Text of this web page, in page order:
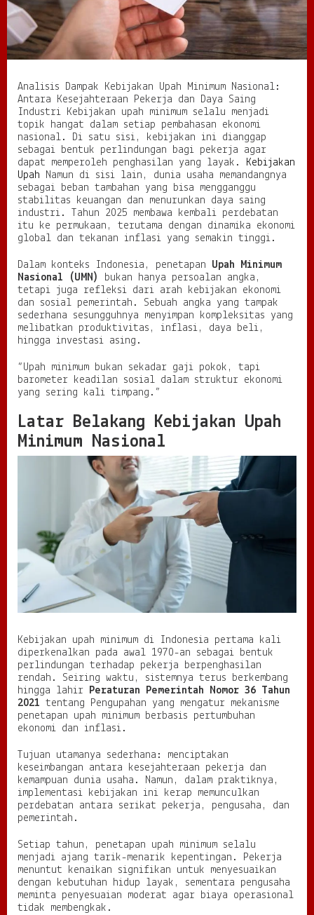
a
n
U
p
a
M
i
n
i
m
u
m
a
s
i
o
n
:
A
n
t
a
K
e
s
h
a
a
n
P
r
j
a
n
a
y
a
a
g
I
n
d
u
i
Analisis Dampak Kebijakan Upah Minimum Nasional:
Antara Kesejahteraan Pekerja dan Daya Saing
Industri Kebijakan upah minimum selalu menjadi
topik hangat dalam setiap pembahasan ekonomi
nasional. Di satu sisi, kebijakan ini dianggap
sebagai bentuk perlindungan bagi pekerja agar
dapat memperoleh penghasilan yang layak. Kebijakan
Upah Namun di sisi lain, dunia usaha memandangnya
sebagai beban tambahan yang bisa mengganggu
stabilitas keuangan dan menurunkan daya saing
industri. Tahun 2025 membawa kembali perdebatan
itu ke permukaan, terutama dengan dinamika ekonomi
global dan tekanan inflasi yang semakin tinggi.
Dalam konteks Indonesia, penetapan Upah Minimum
Nasional (UMN)
bukan hanya persoalan angka,
tetapi juga refleksi dari arah kebijakan ekonomi
dan sosial pemerintah. Sebuah angka yang tampak
sederhana sesungguhnya menyimpan kompleksitas yang
melibatkan produktivitas, inflasi, daya beli,
hingga investasi asing.
“Upah minimum bukan sekadar gaji pokok, tapi
barometer keadilan sosial dalam struktur ekonomi
yang sering kali timpang.”
Latar Belakang Kebijakan Upah
Minimum Nasional
Kebijakan upah minimum di Indonesia pertama kali
diperkenalkan pada awal 1970-an sebagai bentuk
perlindungan terhadap pekerja berpenghasilan
rendah. Seiring waktu, sistemnya terus berkembang
hingga lahir Peraturan Pemerintah Nomor 36 Tahun
2021 tentang Pengupahan yang mengatur mekanisme
penetapan upah minimum berbasis pertumbuhan
ekonomi dan inflasi.
Tujuan utamanya sederhana: menciptakan
keseimbangan antara kesejahteraan pekerja dan
kemampuan dunia usaha. Namun, dalam praktiknya,
implementasi kebijakan ini kerap memunculkan
perdebatan antara serikat pekerja, pengusaha, dan
pemerintah.
Setiap tahun, penetapan upah minimum selalu
menjadi ajang tarik-menarik kepentingan. Pekerja
menuntut kenaikan signifikan untuk menyesuaikan
dengan kebutuhan hidup layak, sementara pengusaha
meminta penyesuaian moderat agar biaya operasional
tidak membengkak.